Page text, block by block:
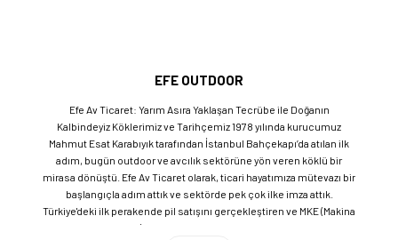
EFE OUTDOOR
Efe Av Ticaret: Yarım Asıra Yaklaşan Tecrübe ile Doğanın
Kalbindeyiz Köklerimiz ve Tarihçemiz 1978 yılında kurucumuz
Mahmut Esat Karabıyık tarafından İstanbul Bahçekapı’da atılan ilk
adım, bugün outdoor ve avcılık sektörüne yön veren köklü bir
mirasa dönüştü. Efe Av Ticaret olarak, ticari hayatımıza mütevazı bir
başlangıçla adım attık ve sektörde pek çok ilke imza attık.
Türkiye'deki ilk perakende pil satışını gerçekleştiren ve MKE (Makina
ve Kimya Endüstrisi) üretimi ürünleri satan ilk bayilerden biri olma